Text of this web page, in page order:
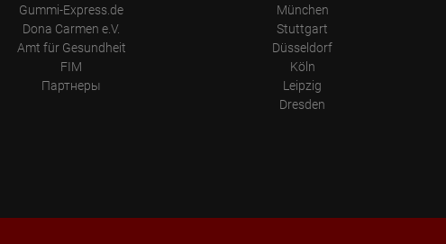
Gummi-Express.de
Dona Carmen e.V.
Amt für Gesundheit
FIM
Партнеры
München
Stuttgart
Düsseldorf
Köln
Leipzig
Dresden